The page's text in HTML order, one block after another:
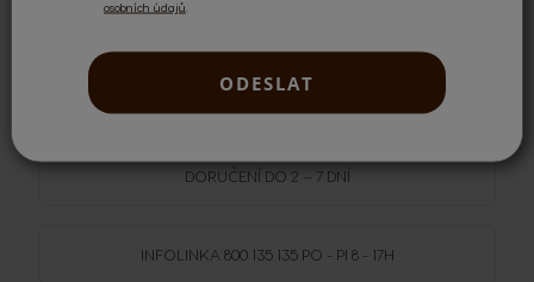
osobních údajů
ODESLAT
DOPRAVA
NOVINKY
DORUČENÍ DO 2 – 7 DNÍ
INFOLINKA 800 135 135 PO - PI 8 - 17H